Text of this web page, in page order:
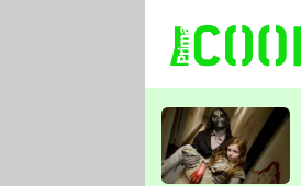
TŘESKU
FUTURAMA